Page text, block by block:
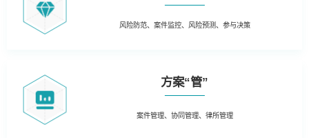
风险防范、案件监控、风险预测、参与决策
方案“管”
案件管理、协同管理、律所管理